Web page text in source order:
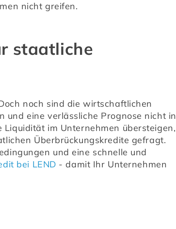
nicht greifen.
staatliche
noch sind die wirtschaftlichen
und eine verlässliche Prognose nicht in
im Unternehmen übersteigen,
Überbrückungskredite gefragt.
und eine schnelle und
bei LEND - damit Ihr Unternehmen